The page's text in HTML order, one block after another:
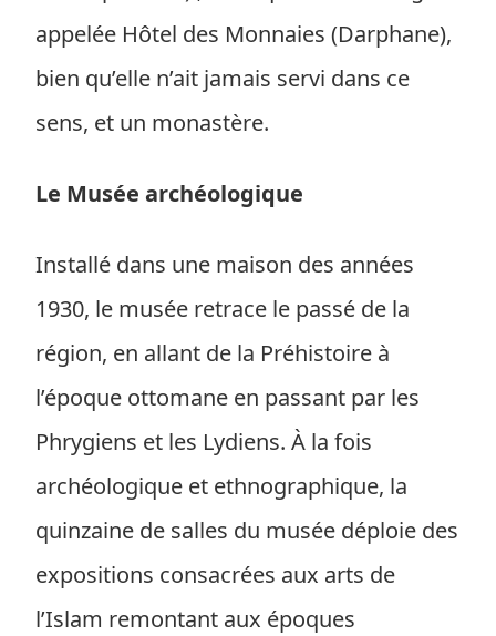
appelée Hôtel des Monnaies (Darphane),
bien qu’elle n’ait jamais servi dans ce
sens, et un monastère.
Le Musée archéologique
Installé dans une maison des années
1930, le musée retrace le passé de la
région, en allant de la Préhistoire à
l’époque ottomane en passant par les
Phrygiens et les Lydiens. À la fois
archéologique et ethnographique, la
quinzaine de salles du musée déploie des
expositions consacrées aux arts de
l’Islam remontant aux époques